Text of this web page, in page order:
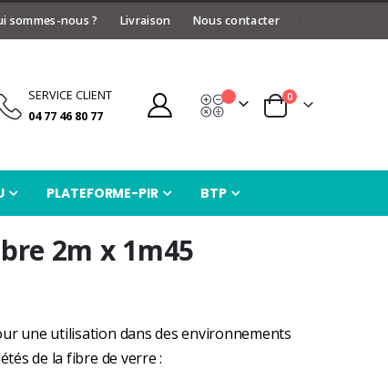
sommes-nous ? Livraison Nous contacter
SERVICE CLIENT
04 77 46 80 77
Panier
0articles
Devis
PLATEFORME-PIR BTP
2m x 1m45
une utilisation dans des environnements
de la fibre de verre :